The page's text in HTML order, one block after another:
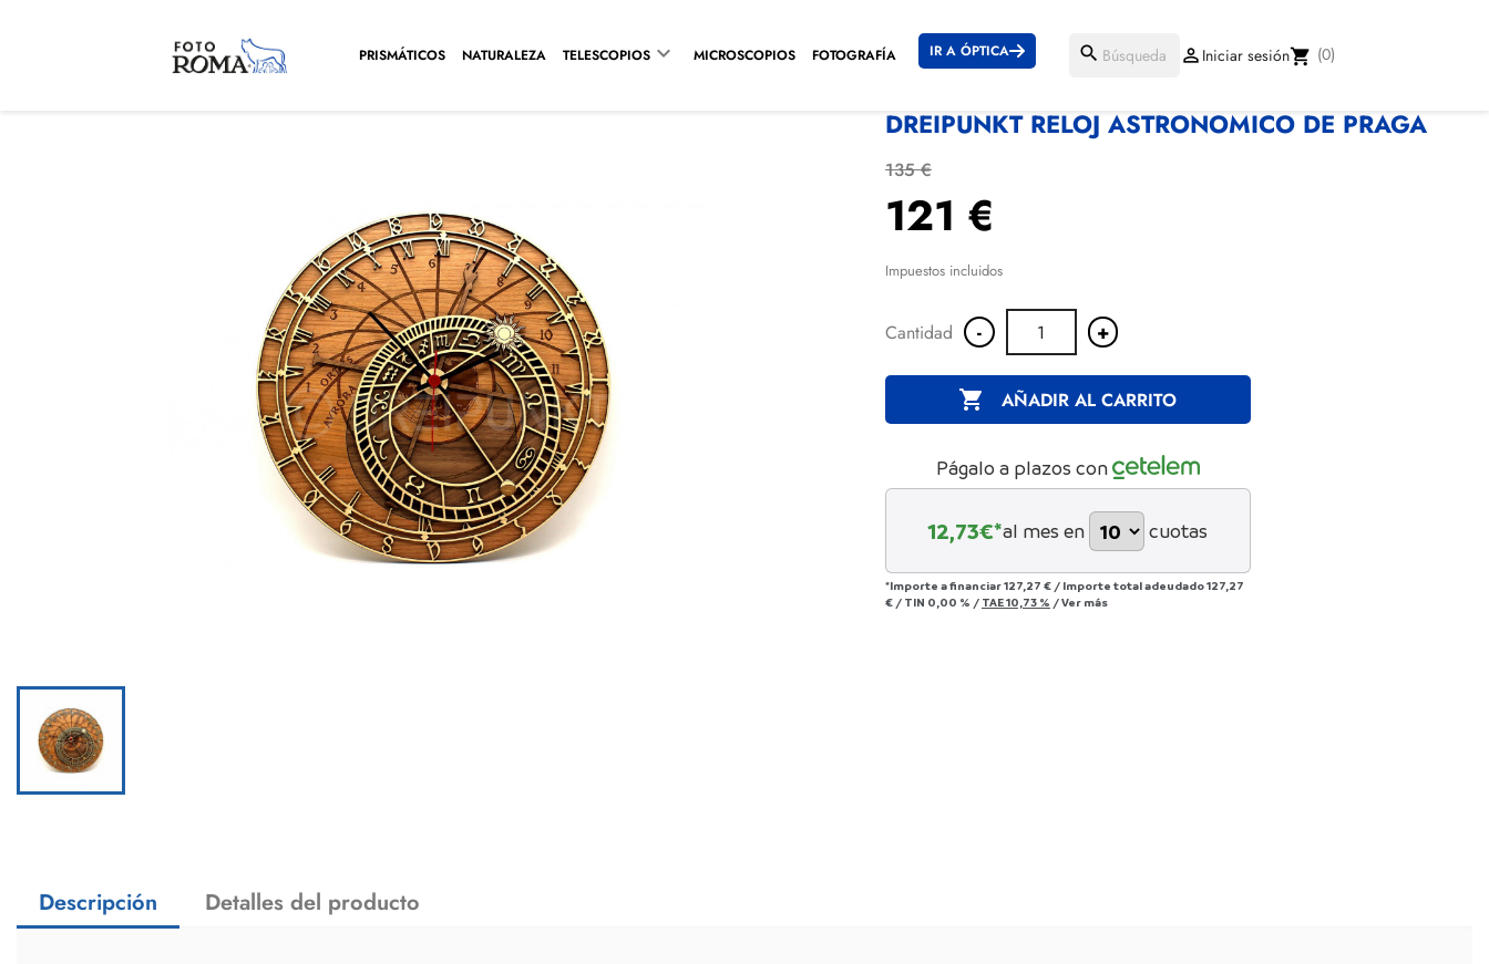
PRISMÁTICOS NATURALEZA TELESCOPIOS  MICROSCOPIOS FOTOGRAFÍA IR A ÓPTICA search  Iniciar sesiónshopping_cart (0)
DREIPUNKT RELOJ ASTRONOMICO DE PRAGA
135 €
121 €
Impuestos incluidos
Cantidad - +
 AÑADIR AL CARRITO
Págalo a plazos con
12,73€*al mes en cuotas
*Importe a financiar127,27 € / Importe total adeudado127,27
€/ TIN 0,00 % / TAE10,73 % /Ver más
Descripción Detalles del producto